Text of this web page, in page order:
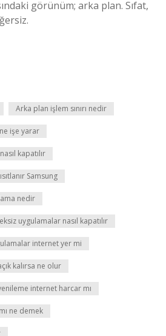
görünüm; arka plan. Sıfat,
Arka plan işlem sınırı nedir
işe yarar
kapatılır
Samsung
nedir
uygulamalar nasıl kapatılır
internet yer mi
kalırsa ne olur
internet harcar mı
ne demek